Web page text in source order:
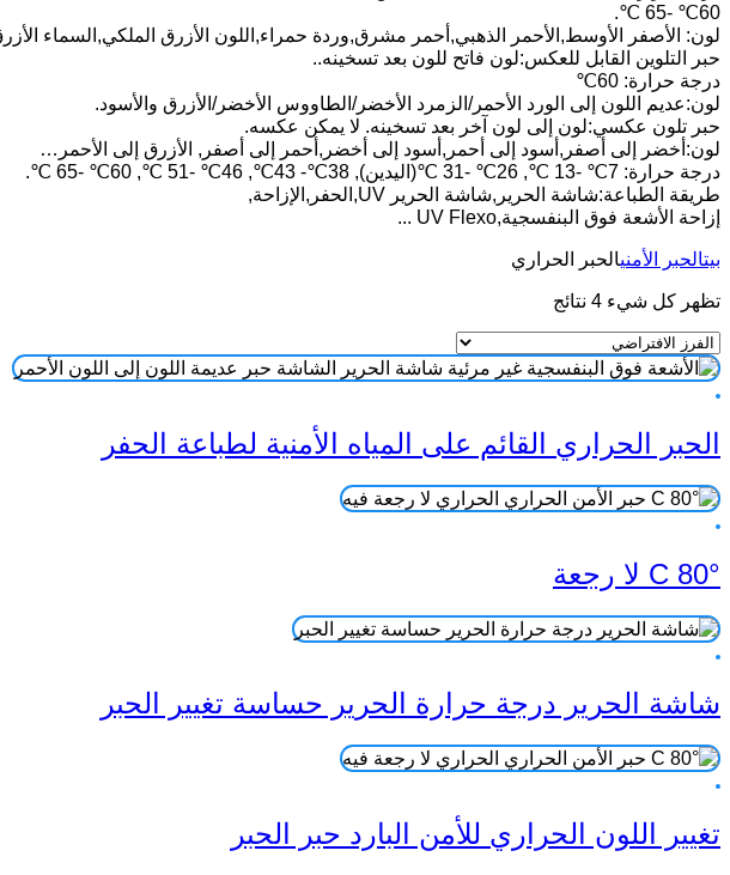
60℃ -65 ℃.
لون: الأصفر الأوسط,الأحمر الذهبي,أحمر مشرق,وردة حمراء,اللون الأزرق الملكي,السماء
حبر التلوين القابل للعكس:لون فاتح للون بعد تسخينه..
درجة حرارة: 60℃
لون:عديم اللون إلى الورد الأحمر/الزمرد الأخضر/الطاووس الأخضر/الأزرق والأسود.
حبر تلون عكسي:لون إلى لون آخر بعد تسخينه. لا يمكن عكسه.
لون:أخضر إلى أصفر,أسود إلى أحمر,أسود إلى أخضر,أحمر إلى أصفر, الأزرق إلى الأحمر…
درجة حرارة: 7℃ -13 ℃, 26℃ -31 ℃(اليدين), 38℃- 43℃, 46℃ -51 ℃, 60℃ -65 ℃.
طريقة الطباعة:شاشة الحرير,شاشة الحرير UV,الحفر,الإزاحة,
إزاحة الأشعة فوق البنفسجية,UV Flexo ...
بيتالحبر الأمنيالحبر الحراري
تظهر كل شيء 4 نتائج
الحبر الحراري القائم على المياه الأمنية لطباعة الحفر
80° C لا رجعة
شاشة الحرير درجة حرارة الحرير حساسة تغيير الحبر
تغيير اللون الحراري للأمن البارد حبر الحبر